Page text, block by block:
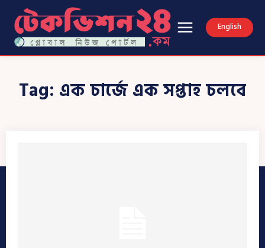
English
Tag: এক চার্জে এক সপ্তাহ চলবে